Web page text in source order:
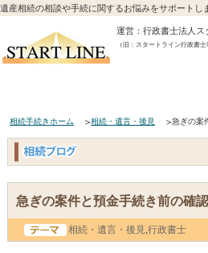
遺産相続の相談や手続に関するお悩みをサポートし
運営：行政書士法人ス
（旧：スタートライン行政書士
相続手続きホーム 相続・遺言・後見 急ぎの案
急ぎの案件と預金手続き前の確
相続・遺言・後見,行政書士